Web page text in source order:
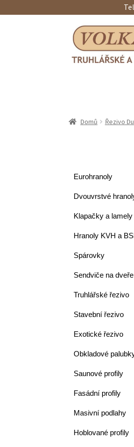
Přeskočit
na
navigaci
Přejít
obsahu
webu
Domů Řezivo
Eurohranoly
Dvouvrstvé
Klapačky a lamely
Hranoly KVH a
Spárovky
Sendviče na dveře
Truhlářské řezivo
Stavební řezivo
Exotické řezivo
Obkladové
Saunové profily
Fasádní profily
Masivní podlahy
Hoblované profily